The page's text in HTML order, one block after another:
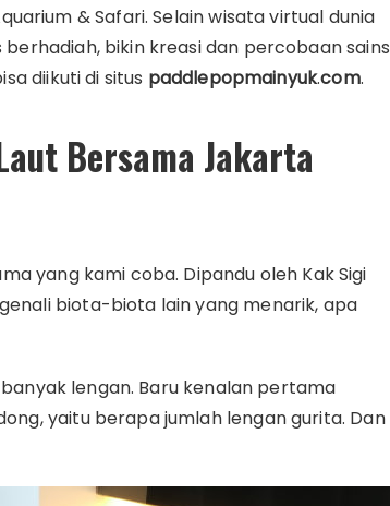
& Safari. Selain wisata virtual dunia
bikin kreasi dan percobaan sains
diikuti di situs paddlepopmainyuk.com.
Bersama Jakarta
yang kami coba. Dipandu oleh Kak Sigi
biota-biota lain yang menarik, apa
lengan. Baru kenalan pertama
yaitu berapa jumlah lengan gurita. Dan